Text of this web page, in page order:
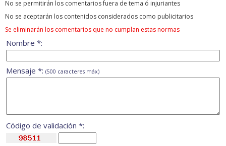
No se permitirán los comentarios fuera de tema ó injuriantes
No se aceptarán los contenidos considerados como publicitarios
Se eliminarán los comentarios que no cumplan estas normas
Nombre *:
Mensaje *: (500 caracteres máx)
Código de validación *: